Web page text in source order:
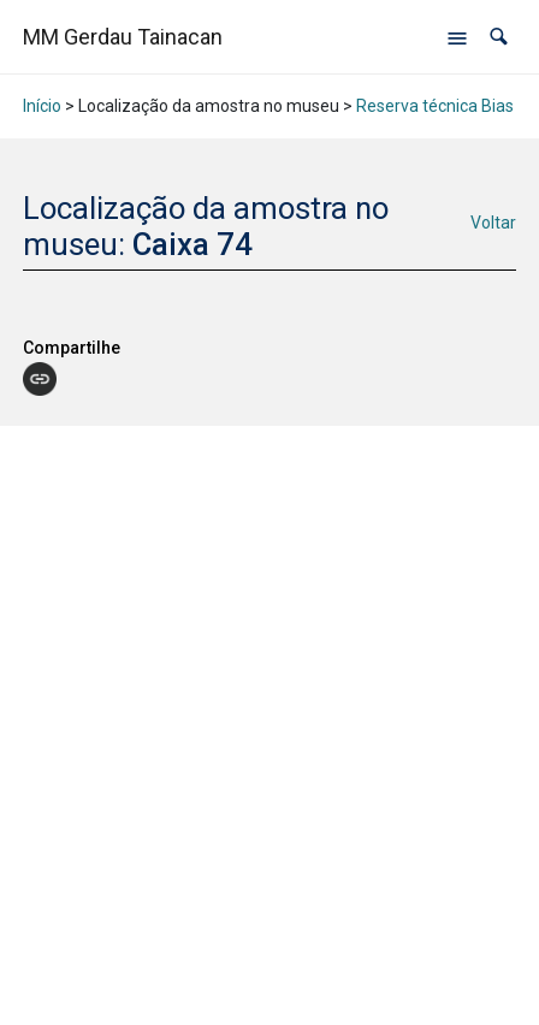
MM Gerdau Tainacan
Início > Localização da amostra no museu > Reserva técnica Bias
Localização da amostra no
museu: Caixa 74
Voltar
Compartilhe